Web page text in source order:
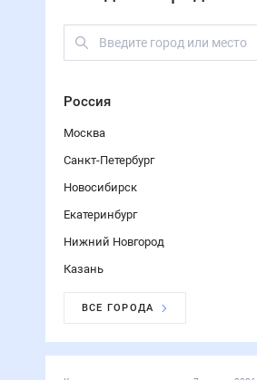
Россия
Москва
Санкт-Петербург
Новосибирск
Екатеринбург
Нижний Новгород
Казань
ВСЕ ГОРОДА